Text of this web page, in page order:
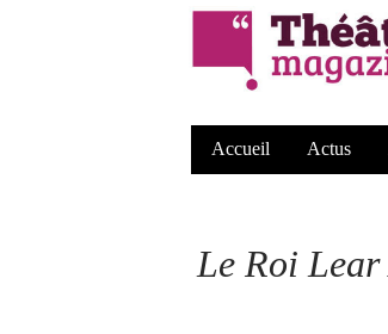
Accueil Actus
Le Roi Lear